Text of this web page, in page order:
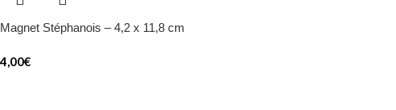
Magnet Stéphanois – 4,2 x 11,8 cm
4,00€